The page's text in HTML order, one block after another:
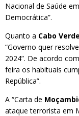
Nacional de Saúde
Democrática”.
Quanto a Cabo Verde
“Governo quer
2024”. De acordo
feira os habituais
República”.
A “Carta de
ataque terrorista em